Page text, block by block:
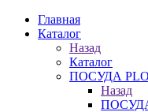
Главная
Каталог
Назад
Каталог
ПОСУДА
Назад